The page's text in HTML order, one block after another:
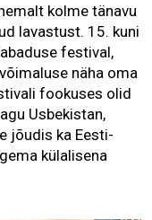
kolme tänavu
lavastust. 15. kuni
festival,
näha oma
fookuses olid
Usbekistan,
jõudis ka Eesti-
külalisena